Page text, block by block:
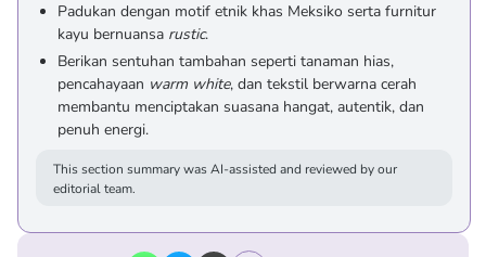
Padukan dengan motif etnik khas Meksiko serta furnitur
kayu bernuansa rustic.
Berikan sentuhan tambahan seperti tanaman hias,
pencahayaan warm white, dan tekstil berwarna cerah
membantu menciptakan suasana hangat, autentik, dan
penuh energi.
This section summary was AI-assisted and reviewed by our
editorial team.